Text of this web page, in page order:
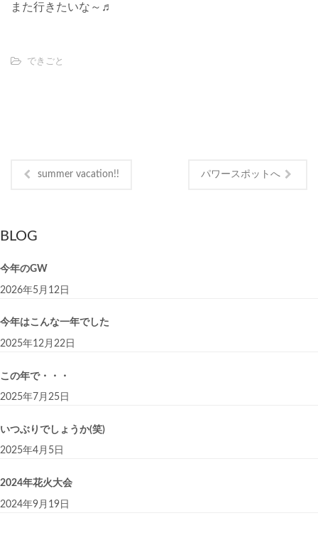
また行きたいな～♬
できごと
summer vacation!! パワースポットへ
BLOG
今年のGW
2026年5月12日
今年はこんな一年でした
2025年12月22日
この年で・・・
2025年7月25日
いつぶりでしょうか(笑)
2025年4月5日
2024年花火大会
2024年9月19日